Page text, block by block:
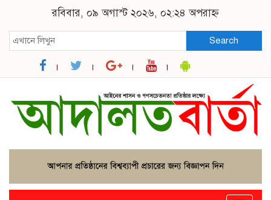
রবিবার, ০৯ অগাস্ট ২০২৬, ০২:২৪ অপরাহ্ন
Search